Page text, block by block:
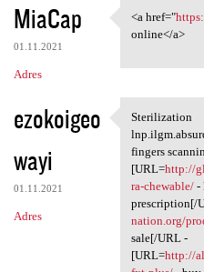
MiaCap
01.11.2021
Adres
<a
<a href="
online</a>
ezokoigeo
wayi
01.11.2021
Adres
Sterilization
fingers
[URL=http://
ra-chewable/-
prescription[/
nation.org/
sale[/URL -
[URL=http://